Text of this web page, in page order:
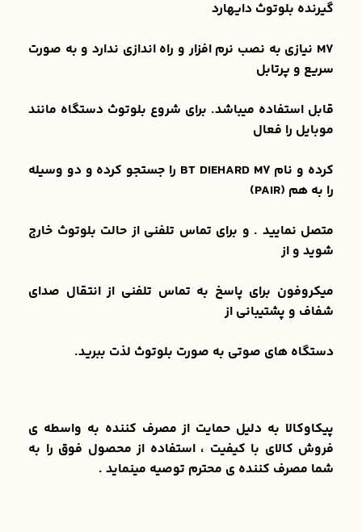
گیرنده بلوتوث دایهارد
M7 نیازی به نصب نرم افزار و راه اندازی ندارد و به صورت
سریع و پرتابل
قابل استفاده میباشد. برای شروع بلوتوث دستگاه مانند
موبایل را فعال
کرده و نام BT DIEHARD M7 را جستجو کرده و دو وسیله
را به هم (PAIR)
متصل نمایید . و برای تماس تلفنی از حالت بلوتوث خارج
شوید و از
میکروفون برای پاسخ به تماس تلفنی از انتقال صدای
شفاف و پشتیبانی از
دستگاه های صوتی به صورت بلوتوث لذت ببرید.
پیکاوکالا به دلیل حمایت از مصرف کننده به واسطه ی
فروش کالای با کیفیت ، استفاده از محصول فوق را به
شما مصرف کننده ی محترم توصیه مینماید .